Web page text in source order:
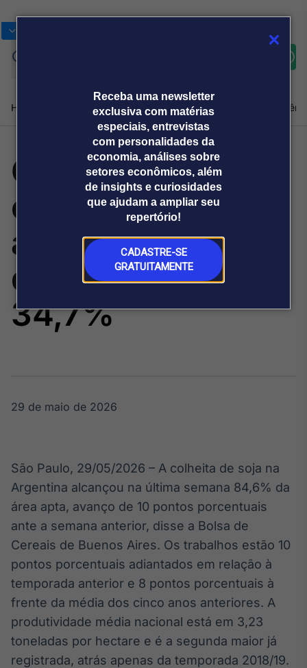
Receba uma newsletter
exclusiva com matérias
especiais, entrevistas
com personalidades da
economia, análises sobre
setores econômicos, além
de insights e curiosidades
que ajudam a ampliar seu
repertório!
CADASTRE-SE
GRATUITAMENTE
Home Produtos e soluçõesNotíciasBlogWeekend
Plataformas
Broadcast
Broadcast+
O mercado
financeiro em
tempo real
Broadcast
tempo real
Broadcast
Energia
O setor de
energia elétrica
no Brasil
Broadcast
Plataforma para
conteúdos
Sobre nós Releases Broadcast
Prêmio Broadcast
Analistas
Prêmio Broadcast
Empresas
Agências de
comunicação
Releases
Grãos/Argentina:
colheita de soja
alcança 84,6% e
de milho atinge
34,7%
29 de maio de 2026
São Paulo, 29/05/2026 – A colheita de soja na
Argentina alcançou na última semana 84,6% da
área apta, avanço de 10 pontos porcentuais
ante a semana anterior, disse a Bolsa de
Cereais de Buenos Aires. Os trabalhos estão 10
pontos porcentuais adiantados em relação à
temporada anterior e 8 pontos porcentuais à
frente da média dos cinco anos anteriores. A
produtividade média nacional está em 3,23
toneladas por hectare e é a segunda maior já
registrada, atrás apenas da temporada 2018/19.